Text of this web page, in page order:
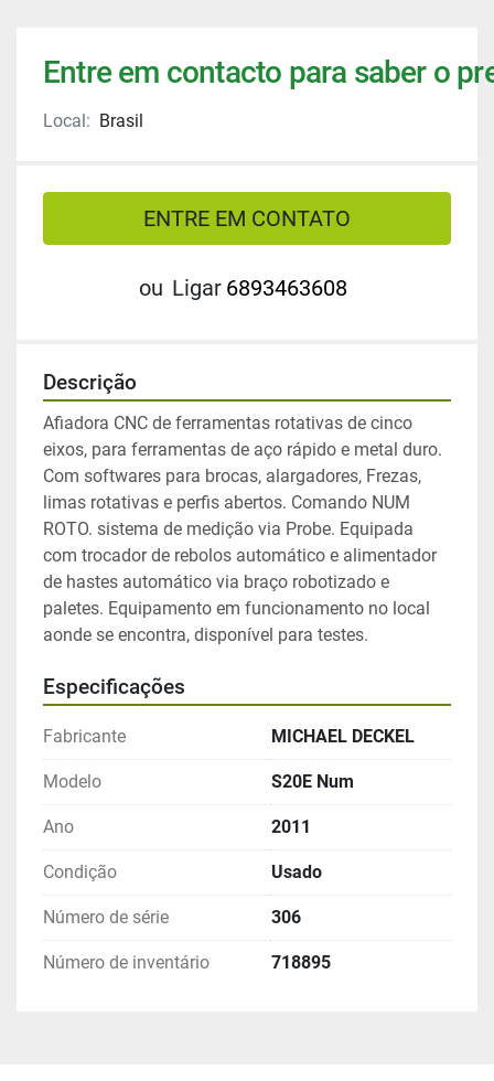
Entre em contacto para saber o
Local: Brasil
ENTRE EM CONTATO
ou Ligar 6893463608
Descrição
Afiadora CNC de ferramentas rotativas de cinco
eixos, para ferramentas de aço rápido e metal duro.
Com softwares para brocas, alargadores, Frezas,
limas rotativas e perfis abertos. Comando NUM
ROTO. sistema de medição via Probe. Equipada
com trocador de rebolos automático e alimentador
de hastes automático via braço robotizado e
paletes. Equipamento em funcionamento no local
aonde se encontra, disponível para testes.
Especificações
Fabricante MICHAEL DECKEL
Modelo S20E Num
Ano 2011
Condição Usado
Número de série 306
Número de inventário 718895